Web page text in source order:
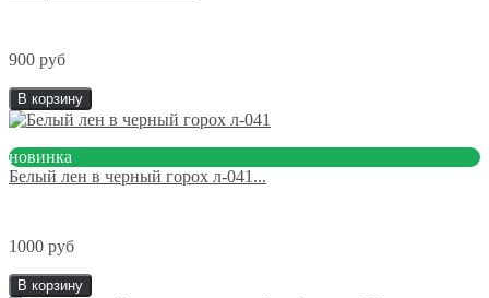
900 руб
В корзину
новинка
Белый лен в черный горох л-041...
1000 руб
В корзину